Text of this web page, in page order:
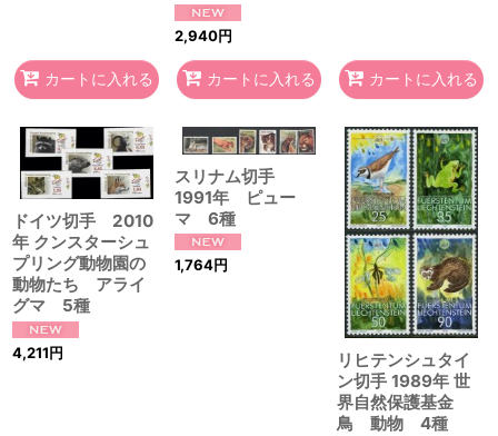
カートに入れる
2,940円
カートに入れる カートに入れる
ドイツ切手 2010
年 クンスターシュ
プリング動物園の
動物たち アライ
グマ 5種
4,211円
スリナム切手
1991年 ピュー
マ 6種
1,764円
リヒテンシュタイ
ン切手 1989年 世
界自然保護基金
鳥 動物 4種